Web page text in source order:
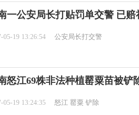
一公安局长打贴罚单交警 已赔
05-19 13:26:54 公安局长打交警
怒江69株非法种植罂粟苗被铲
05-19 13:24:35 怒江 罂粟 铲除